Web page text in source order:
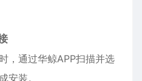
，通过华鲸APP扫描并选
安装。